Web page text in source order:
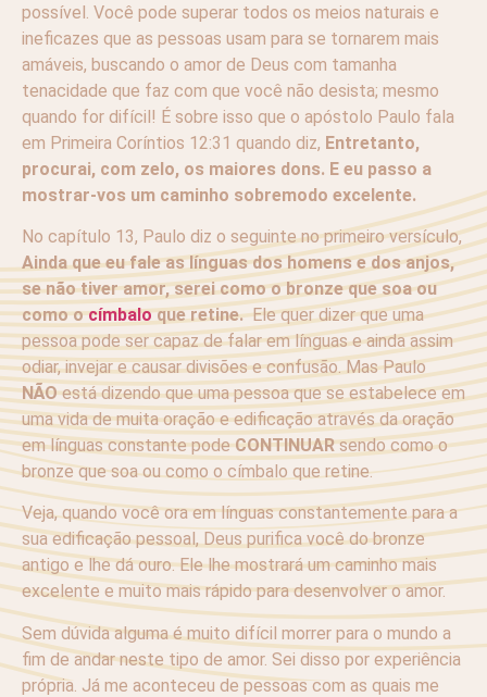
possível. Você pode superar todos os meios naturais e
ineficazes que as pessoas usam para se tornarem mais
amáveis, buscando o amor de Deus com tamanha
tenacidade que faz com que você não desista; mesmo
quando for difícil! É sobre isso que o apóstolo Paulo fala
em Primeira Coríntios 12:31 quando diz, Entretanto,
procurai, com zelo, os maiores dons. E eu passo a
mostrar-vos um caminho sobremodo excelente.
No capítulo 13, Paulo diz o seguinte no primeiro versículo,
Ainda que eu fale as línguas dos homens e dos anjos,
se não tiver amor, serei como o bronze que soa ou
como ocímbaloque retine.Ele quer dizer que uma
pessoa pode ser capaz de falar em línguas e ainda assim
odiar, invejar e causar divisões e confusão. Mas Paulo
NÃOestá dizendo que uma pessoa que se estabelece em
uma vida de muita oração e edificação através da oração
em línguas constante podeCONTINUARsendo como o
bronze que soa ou como o címbalo que retine.
Veja, quando você ora em línguas constantemente para a
sua edificação pessoal, Deus purifica você do bronze
antigo e lhe dá ouro. Ele lhe mostrará um caminho mais
excelente e muito mais rápido para desenvolver o amor.
Sem dúvida alguma é muito difícil morrer para o mundo a
fim de andar neste tipo de amor. Sei disso por experiência
própria. Já me aconteceu de pessoas com as quais me